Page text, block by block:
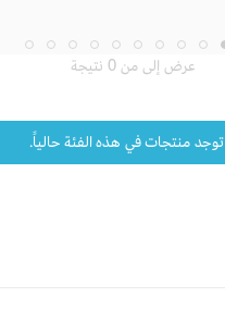
عرض إلى من 0 نتيجة
توجد منتجات في هذه الفئة حالياً.